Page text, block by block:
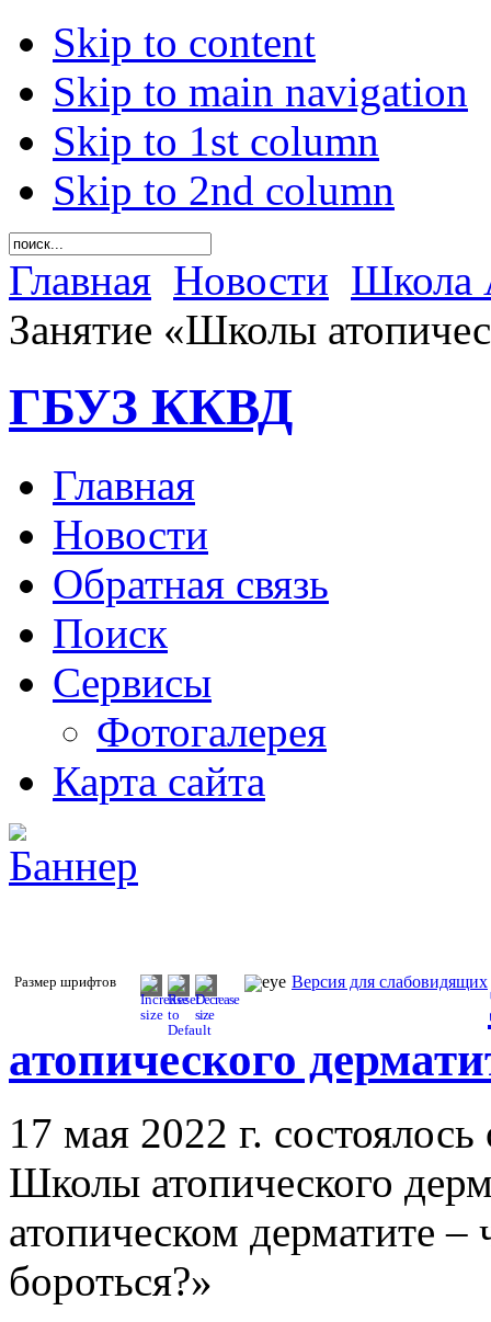
Skip to content
Skip to main navigation
Skip to 1st column
Skip to 2nd column
Главная Новости Школа
Занятие «Школы
ГБУЗ ККВД
Главная
Новости
Обратная связь
Поиск
Сервисы
Фотогалерея
Карта сайта
Размер шрифтов Версия для слабовидящих
атопического
17 мая 2022 г.
Школы атопического
атопическом дерматите –
бороться?»